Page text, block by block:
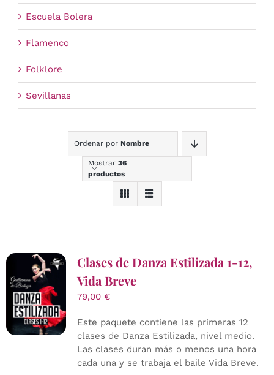
Escuela Bolera
Flamenco
Folklore
Sevillanas
Ordenar por Nombre
Mostrar 36
productos
Clases de Danza Estilizada 1-12,
Vida Breve
79,00 €
Este paquete contiene las primeras 12
clases de Danza Estilizada, nivel medio.
Las clases duran más o menos una hora
cada una y se trabaja el baile Vida Breve.